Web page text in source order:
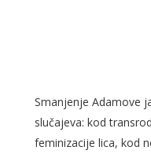
Smanjenje Adamove
slučajeva: kod
feminizacije lica, kod